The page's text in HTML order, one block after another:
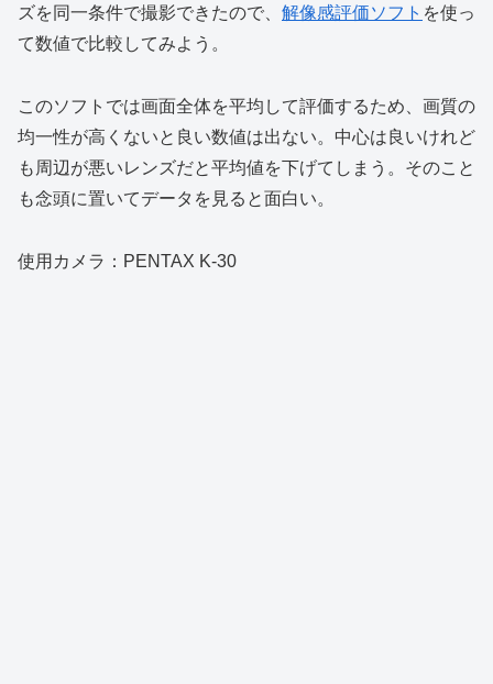
ズを同一条件で撮影できたので、 解像感評価ソフト を使っ
て数値で比較してみよう。
このソフトでは画面全体を平均して評価するため、画質の
均一性が高くないと良い数値は出ない。中心は良いけれど
も周辺が悪いレンズだと平均値を下げてしまう。そのこと
も念頭に置いてデータを見ると面白い。
使用カメラ：PENTAX K-30